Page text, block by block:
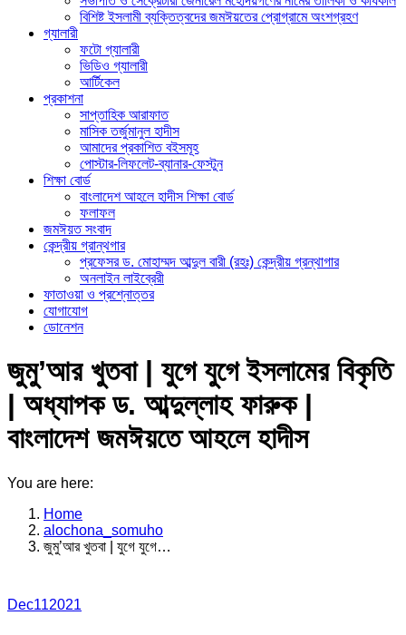
বিশিষ্ট ইসলামী ব্যক্তিত্বদের জমঈয়তের প্রোগ্রামে অংশগ্রহণ
গ্যালারী
ফটো গ্যালারী
ভিডিও গ্যালারী
আর্টিকেল
প্রকাশনা
সাপ্তাহিক আরাফাত
মাসিক তর্জুমানুল হাদীস
আমাদের প্রকাশিত বইসমূহ
পোস্টার-লিফলেট-ব্যানার-ফেস্টুন
শিক্ষা বোর্ড
বাংলাদেশ আহলে হাদীস শিক্ষা বোর্ড
ফলাফল
জমঈয়ত সংবাদ
কেন্দ্রীয় গ্রান্থগার
প্রফেসর ড. মোহাম্মদ আব্দুল বারী (রহঃ) কেন্দ্রীয় গ্রন্থাগার
অনলাইন লাইব্রেরী
ফাতাওয়া ও প্রশ্নোত্তর
যোগাযোগ
ডোনেশন
জুমু’আর খুতবা | যুগে যুগে ইসলামের বিকৃতি
| অধ্যাপক ড. আব্দুল্লাহ ফারুক |
বাংলাদেশ জমঈয়তে আহলে হাদীস
You are here:
Home
alochona_somuho
জুমু’আর খুতবা | যুগে যুগে…
Dec112021